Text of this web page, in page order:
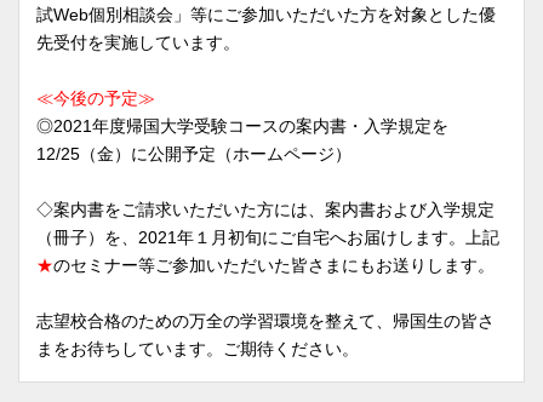
試Web個別相談会」等にご参加いただいた方を対象とした優
先受付を実施しています。
≪今後の予定≫
◎2021年度帰国大学受験コースの案内書・入学規定を
12/25（金）に公開予定（ホームページ）
◇案内書をご請求いただいた方には、案内書および入学規定
（冊子）を、2021年１月初旬にご自宅へお届けします。上記
★のセミナー等ご参加いただいた皆さまにもお送りします。
志望校合格のための万全の学習環境を整えて、帰国生の皆さ
まをお待ちしています。ご期待ください。